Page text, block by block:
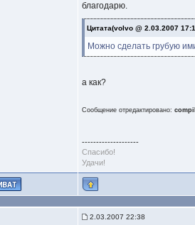
благодарю.
Цитата(volvo @ 2.03.2007
Можно сделать грубую
а как?
Сообщение отредактировано:
--------------------
Спасибо!
Удачи!
2.03.2007 22:38